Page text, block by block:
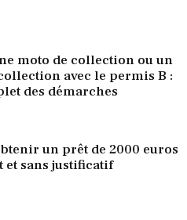
moto de collection ou un
avec le permis B :
des démarches
un prêt de 2000 euros
et sans justificatif